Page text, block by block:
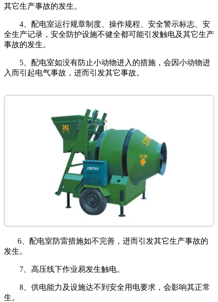
其它生产事故的发生。
4、配电室运行规章制度、操作规程、安全警示标志、安
全生产记录，安全防护设施不健全都可能引发触电及其它生产
事故的发生。
5、配电室如没有防止小动物进入的措施，会因小动物进
入而引起电气事故，进而引发其它事故。
6、配电室防雷措施如不完善，进而引发其它生产事故的
发生。
7、高压线下作业易发生触电。
8、供电能力及设施达不到安全用电要求，会影响其正常
生。